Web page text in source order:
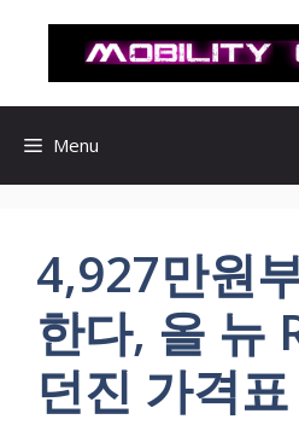
로
Menu
4,927만원
한다, 올 뉴
던진 가격표